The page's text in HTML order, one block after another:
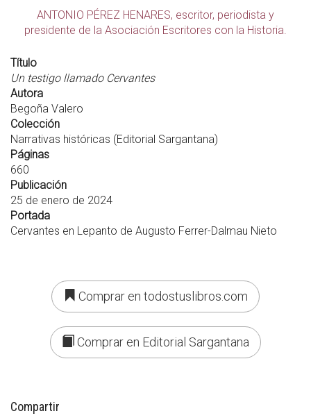
ANTONIO PÉREZ HENARES, escritor, periodista y
presidente de la Asociación Escritores con la Historia.
Título
Un testigo llamado Cervantes
Autora
Begoña Valero
Colección
Narrativas históricas (Editorial Sargantana)
Páginas
660
Publicación
25 de enero de 2024
Portada
Cervantes en Lepanto de Augusto Ferrer-Dalmau Nieto
Comprar en todostuslibros.com
Comprar en Editorial Sargantana
Compartir